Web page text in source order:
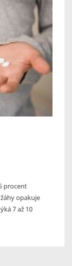
procent
opakuje
7 až 10